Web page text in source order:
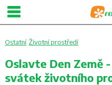
Ostatní Životní prostředí
Oslavte Den Země
svátek životního